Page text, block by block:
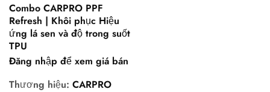
Combo CARPRO PPF
Refresh | Khôi phục Hiệu
ứng lá sen và độ trong suốt
TPU
Đăng nhập để xem giá bán
Thương hiệu: CARPRO